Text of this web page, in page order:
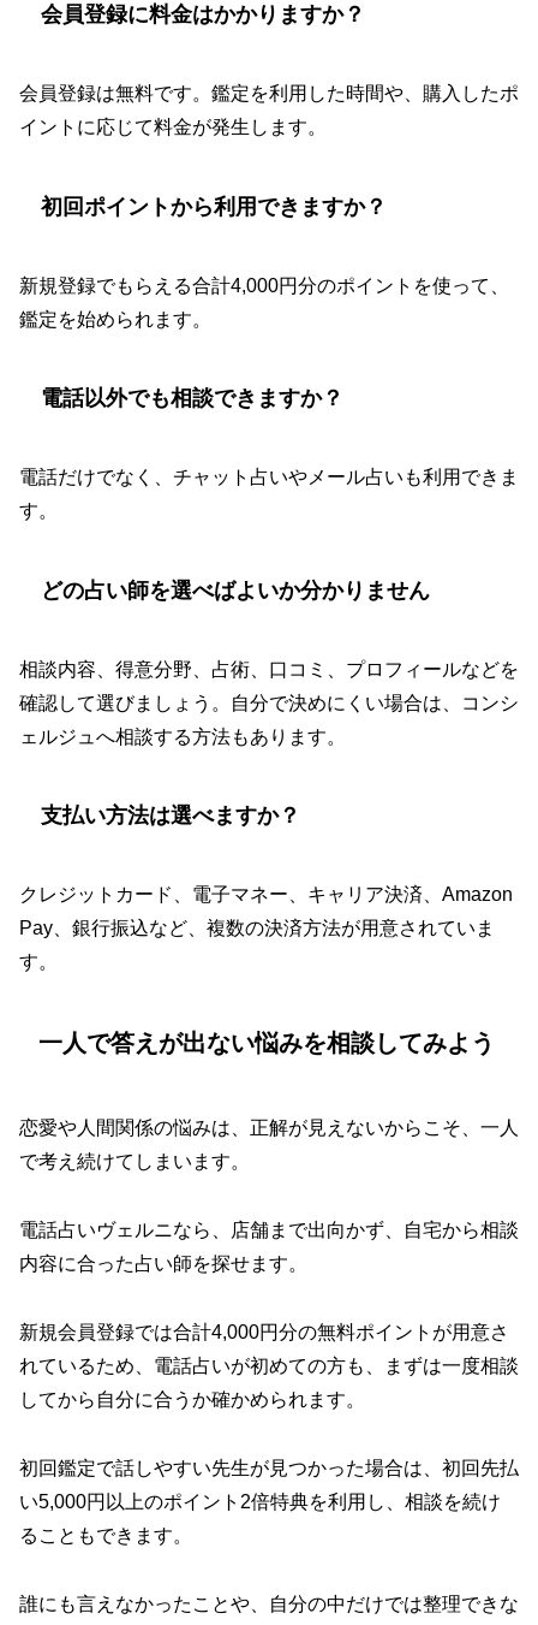
会員登録に料金はかかりますか？
会員登録は無料です。鑑定を利用した時間や、購入したポ
イントに応じて料金が発生します。
初回ポイントから利用できますか？
新規登録でもらえる合計4,000円分のポイントを使って、
鑑定を始められます。
電話以外でも相談できますか？
電話だけでなく、チャット占いやメール占いも利用できま
す。
どの占い師を選べばよいか分かりません
相談内容、得意分野、占術、口コミ、プロフィールなどを
確認して選びましょう。自分で決めにくい場合は、コンシ
ェルジュへ相談する方法もあります。
支払い方法は選べますか？
クレジットカード、電子マネー、キャリア決済、Amazon
Pay、銀行振込など、複数の決済方法が用意されていま
す。
一人で答えが出ない悩みを相談してみよう
恋愛や人間関係の悩みは、正解が見えないからこそ、一人
で考え続けてしまいます。
電話占いヴェルニなら、店舗まで出向かず、自宅から相談
内容に合った占い師を探せます。
新規会員登録では合計4,000円分の無料ポイントが用意さ
れているため、電話占いが初めての方も、まずは一度相談
してから自分に合うか確かめられます。
初回鑑定で話しやすい先生が見つかった場合は、初回先払
い5,000円以上のポイント2倍特典を利用し、相談を続け
ることもできます。
誰にも言えなかったことや、自分の中だけでは整理できな